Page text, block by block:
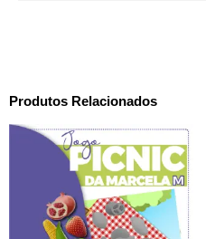
Produtos Relacionados